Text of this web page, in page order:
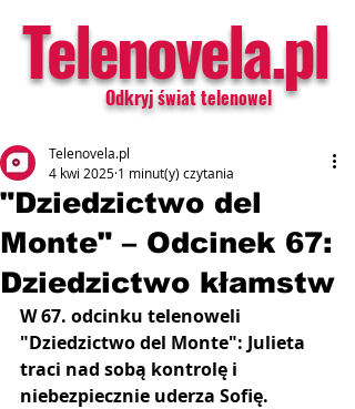
Telenovela.pl
Odkryj świat telenowel
"Dziedzictwo del
Monte" – Odcinek 67:
Dziedzictwo kłamstw
Telenovela.pl
4 kwi 2025 1 minut(y) czytania
W 67. odcinku telenoweli
"Dziedzictwo del Monte": Julieta
traci nad sobą kontrolę i
niebezpiecznie uderza Sofię.